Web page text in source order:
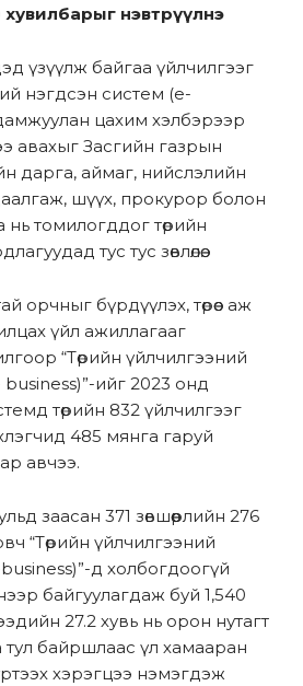
нэвтрүүлнэ
үзүүлж байгаа үйлчилгээг
нэгдсэн систем (e-
цахим хэлбэрээр
авахыг Засгийн газрын
дарга, аймаг, нийслэлийн
шүүх, прокурор болон
томилогддог төрийн
тус тус зөвлөлөө.
орчныг бүрдүүлэх, төрөөс аж
үйл ажиллагааг
“Төрийн үйлчилгээний
ийг 2023 онд
төрийн 832 үйлчилгээг
485 мянга гаруй
авчээ.
заасан 371 зөвшөөрлийн 276
“Төрийн үйлчилгээний
д холбогдоогүй
байгуулагдаж буй 1,540
27.2 хувь нь орон нутагт
тул байршлаас үл хамааран
хэрэгцээ нэмэгдэж